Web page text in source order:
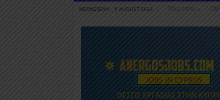
WEDNESDAY , 5 AUGUST 2026 Τελευταίες